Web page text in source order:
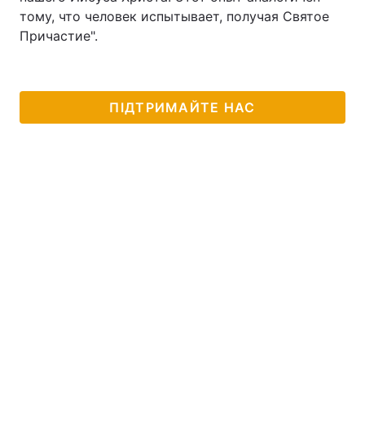
тому, что человек испытывает, получая Святое
Причастие".
ПІДТРИМАЙТЕ НАС